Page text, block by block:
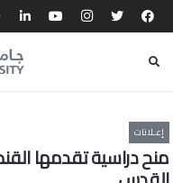
إعـلانات
منح دراسية تقدمها